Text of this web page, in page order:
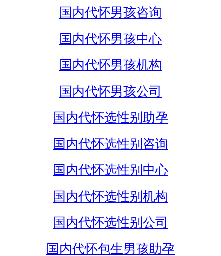
国内代怀男孩咨询
国内代怀男孩中心
国内代怀男孩机构
国内代怀男孩公司
国内代怀选性别助孕
国内代怀选性别咨询
国内代怀选性别中心
国内代怀选性别机构
国内代怀选性别公司
国内代怀包生男孩助孕